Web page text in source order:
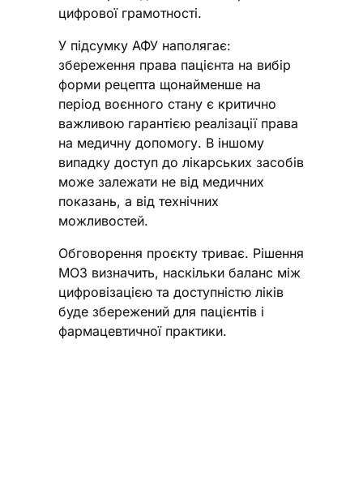
цифрової грамотності.
У підсумку АФУ наполягає:
збереження права пацієнта на вибір
форми рецепта щонайменше на
період воєнного стану є критично
важливою гарантією реалізації права
на медичну допомогу. В іншому
випадку доступ до лікарських засобів
може залежати не від медичних
показань, а від технічних
можливостей.
Обговорення проєкту триває. Рішення
МОЗ визначить, наскільки баланс між
цифровізацією та доступністю ліків
буде збережений для пацієнтів і
фармацевтичної практики.